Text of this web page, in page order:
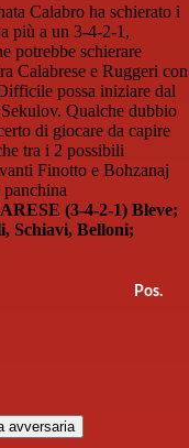
Calabro ha schierato i
più a un 3-4-2-1,
potrebbe schierare
Calabrese e Ruggeri con
possa iniziare dal
Qualche dubbio
di giocare da capire
tra i 2 possibili
Finotto e Bohzanaj
(3-4-2-1) Bleve;
Schiavi, Belloni;
Pos.
avversaria